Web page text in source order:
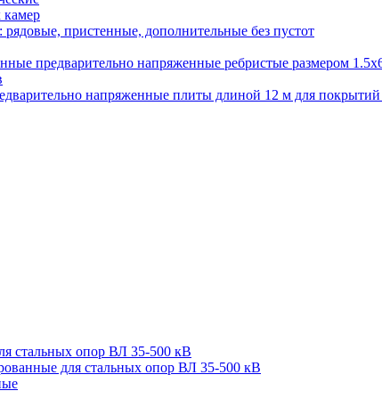
пристенные, дополнительные без пустот
предварительно напряженные ребристые размером
напряженные плиты длиной 12 м для
стальных опор ВЛ 35-500 кВ
для стальных опор ВЛ 35-500 кВ